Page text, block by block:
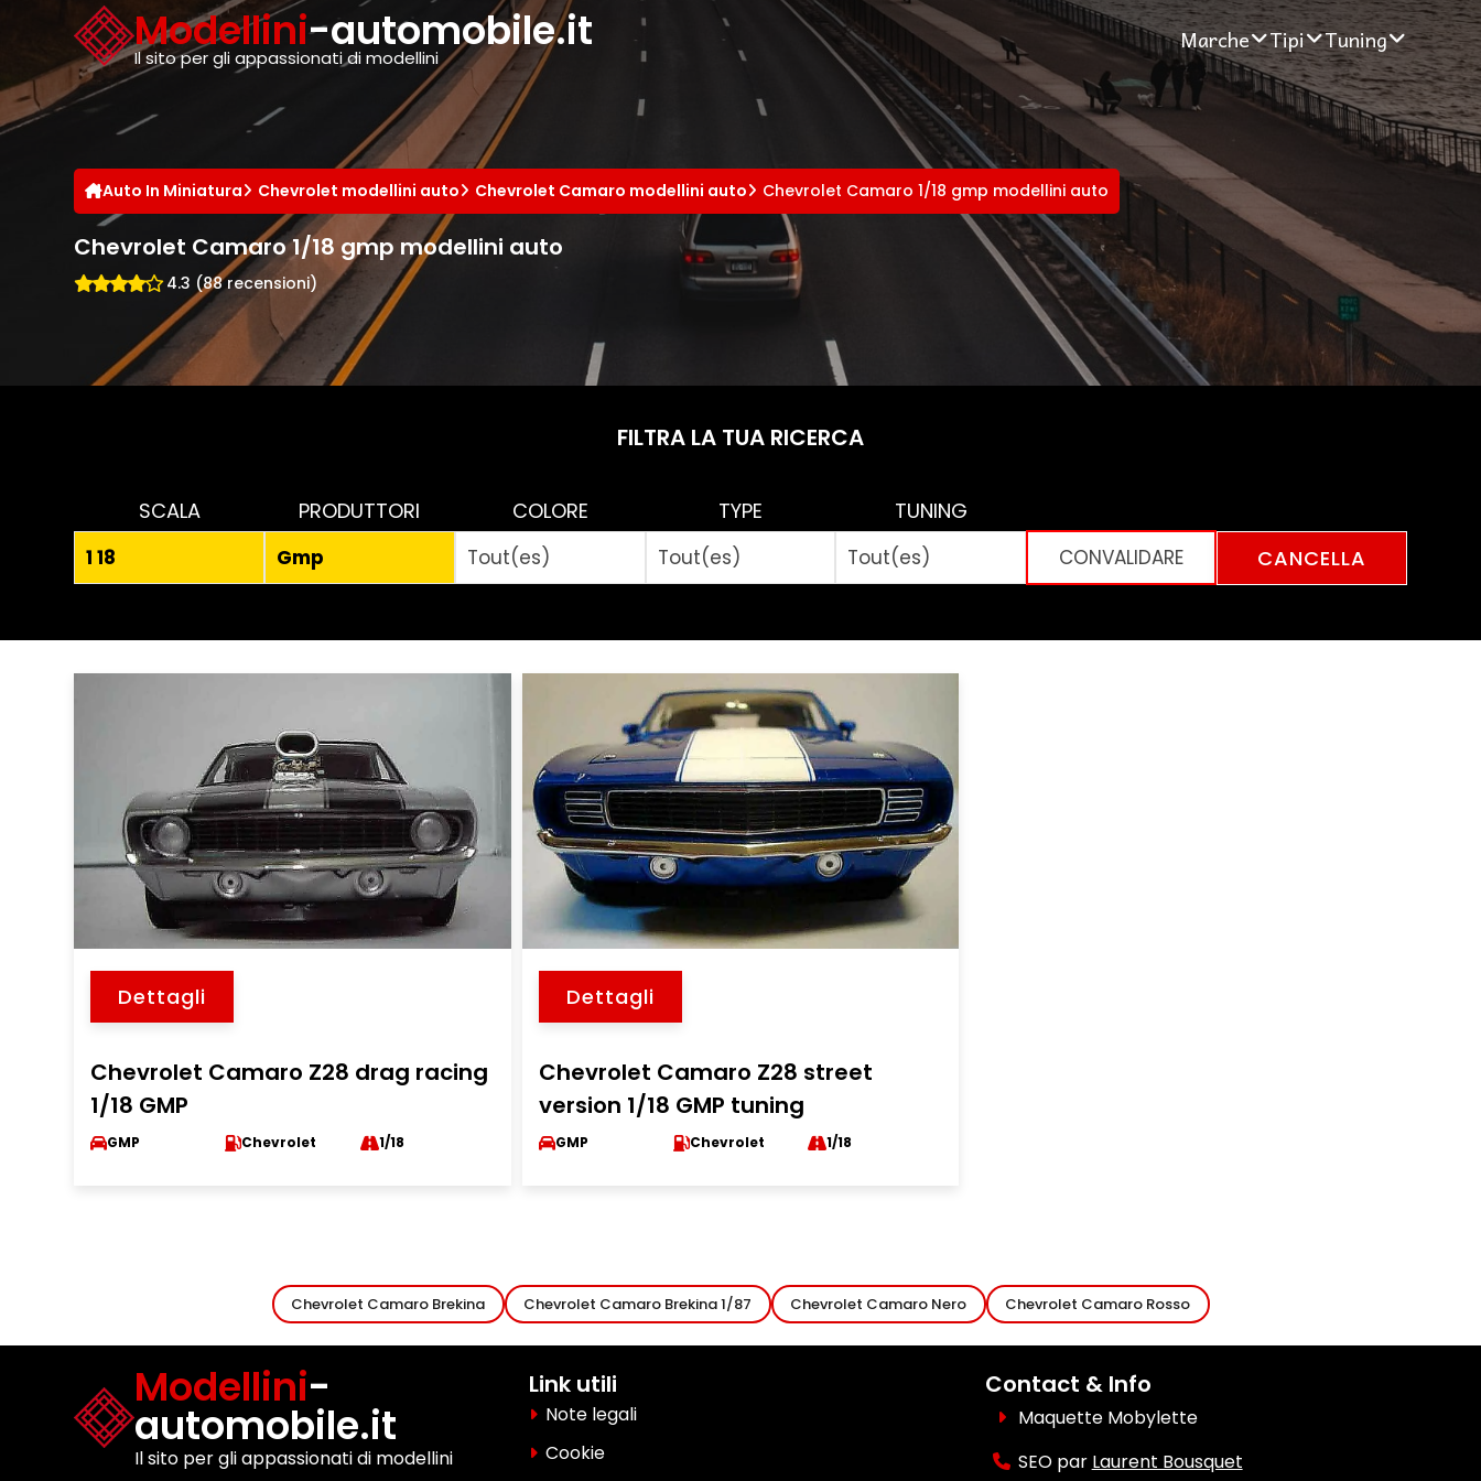
Modellini-automobile.it
Il sito per gli appassionati di modellini
Marche Tipi Tuning
Auto In Miniatura Chevrolet modellini auto Chevrolet Camaro modellini auto Chevrolet Camaro 1/18 gmp modellini auto
Chevrolet Camaro 1/18 gmp modellini auto
4.3 (88 recensioni)
FILTRA LA TUA RICERCA
SCALA PRODUTTORI COLORE TYPE
TUNING
CANCELLA
Dettagli
Chevrolet Camaro Z28 drag racing
1/18 GMP
GMP Chevrolet 1/18
Dettagli
Chevrolet Camaro Z28 street
version 1/18 GMP tuning
GMP Chevrolet 1/18
Chevrolet Camaro Brekina Chevrolet Camaro Brekina 1/87 Chevrolet Camaro Nero Chevrolet Camaro Rosso
Modellini-
automobile.it
Il sito per gli appassionati di modellini
Link utili
Note legali
Cookie
Contact & Info
Maquette Mobylette
SEO par Laurent Bousquet
Cookies management panel